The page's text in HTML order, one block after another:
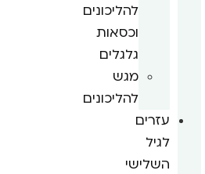
להליכונים
וכסאות
גלגלים
מגש
להליכונים
עזרים
לגיל
השלישי